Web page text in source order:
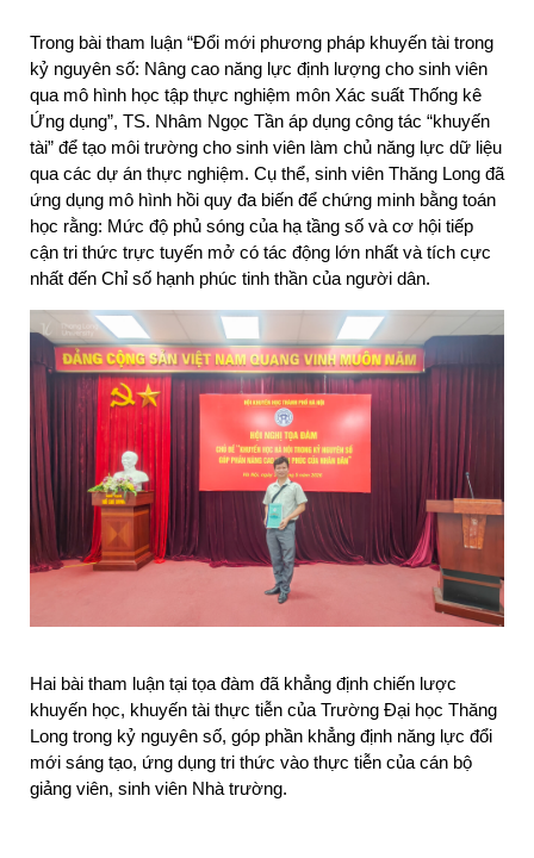
Trong bài tham luận “Đổi mới phương pháp khuyến tài trong
kỷ nguyên số: Nâng cao năng lực định lượng cho sinh viên
qua mô hình học tập thực nghiệm môn Xác suất Thống kê
Ứng dụng”, TS. Nhâm Ngọc Tần áp dụng công tác “khuyến
tài” để tạo môi trường cho sinh viên làm chủ năng lực dữ liệu
qua các dự án thực nghiệm. Cụ thể, sinh viên Thăng Long đã
ứng dụng mô hình hồi quy đa biến để chứng minh bằng toán
học rằng: Mức độ phủ sóng của hạ tầng số và cơ hội tiếp
cận tri thức trực tuyến mở có tác động lớn nhất và tích cực
nhất đến Chỉ số hạnh phúc tinh thần của người dân.
Hai bài tham luận tại tọa đàm đã khẳng định chiến lược
khuyến học, khuyến tài thực tiễn của Trường Đại học Thăng
Long trong kỷ nguyên số, góp phần khẳng định năng lực đổi
mới sáng tạo, ứng dụng tri thức vào thực tiễn của cán bộ
giảng viên, sinh viên Nhà trường.